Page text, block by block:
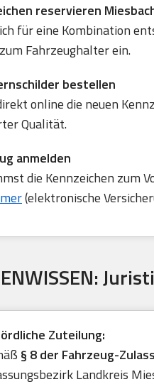
reservieren
für eine Kombination
Fahrzeughalter ein.
bestellen
online die neuen
Qualität.
anmelden
die Kennzeichen zum
(elektronische
Zuteilung:
§ 8 der Fahrzeug-
Landkreis